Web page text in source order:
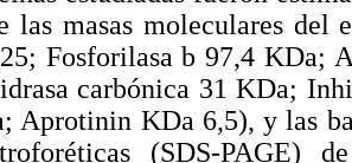
las masas moleculares del
Fosforilasa b 97,4 KDa;
carbónica 31 KDa;
Aprotinin KDa 6,5), y las
(SDS-PAGE)